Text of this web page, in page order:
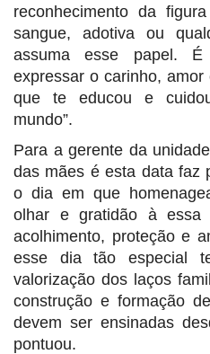
reconhecimento da
sangue, adotiva ou
assuma esse papel.
expressar o carinho,
que te educou e
mundo”.
Para a gerente da
das mães é esta data faz
o dia em que
olhar e gratidão à essa
acolhimento, proteção e
esse dia tão especial
valorização dos laços
construção e formação
devem ser ensinadas
pontuou.